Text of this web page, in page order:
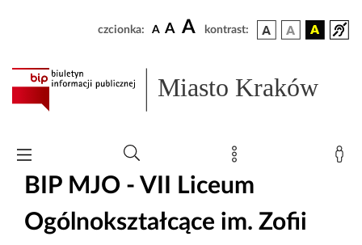
czcionka: A A A kontrast:
Miasto Kraków
BIP MJO - VII Liceum
Ogólnokształcące im. Zofii